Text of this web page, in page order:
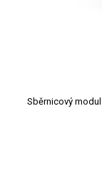
Sběrnicový